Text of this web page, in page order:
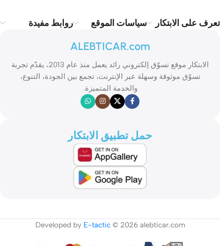
تعرف على الابتكار سياسات الموقع روابط مفيدة
ALEBTICAR.com
الابتكار موقع تسوّق إلكتروني رائد يعمل منذ عام 2013، يقدّم تجربة
تسوّق موثوقة وسهلة عبر الإنترنت، تجمع بين الجودة، التنوع،
والخدمة المتميزة.
حمل تطبيق الابتكار
Developed by E-tactic© 2026 alebticar.com